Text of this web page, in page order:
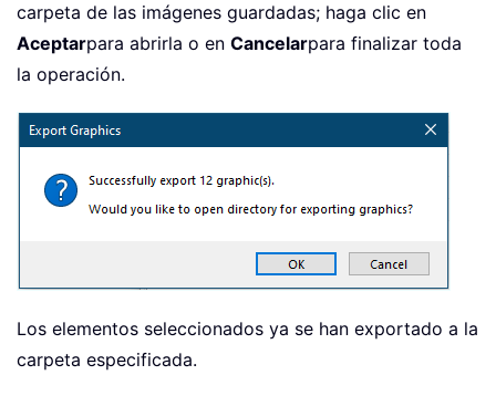
carpeta de las imágenes guardadas; haga clic en
Aceptarpara abrirla o en Cancelarpara finalizar toda
la operación.
Los elementos seleccionados ya se han exportado a la
carpeta especificada.